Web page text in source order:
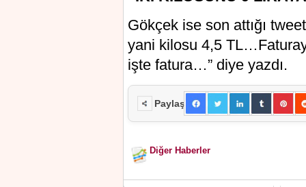
Gökçek ise son attığı
yani kilosu 4,5
işte fatura…” diye yazdı.
Paylaş
Diğer Haberler